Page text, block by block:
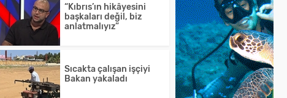
“Kıbrıs’ın hikâyesini
başkaları değil, biz
anlatmalıyız”
Sıcakta çalışan işçiyi
Bakan yakaladı